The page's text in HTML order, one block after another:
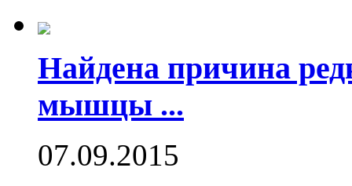
Найдена причина
мышцы ...
07.09.2015